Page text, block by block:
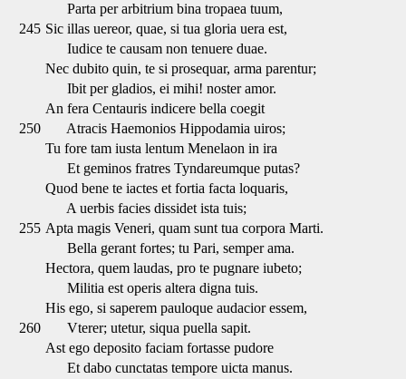
Parta per arbitrium bina tropaea tuum,
245 Sic illas uereor, quae, si tua gloria uera est,
Iudice te causam non tenuere duae.
Nec dubito quin, te si prosequar, arma parentur;
Ibit per gladios, ei mihi! noster amor.
An fera Centauris indicere bella coegit
250
Atracis Haemonios Hippodamia uiros;
Tu fore tam iusta lentum Menelaon in ira
Et geminos fratres Tyndareumque putas?
Quod bene te iactes et fortia facta loquaris,
A uerbis facies dissidet ista tuis;
255 Apta magis Veneri, quam sunt tua corpora Marti.
Bella gerant fortes; tu Pari, semper ama.
Hectora, quem laudas, pro te pugnare iubeto;
Militia est operis altera digna tuis.
His ego, si saperem pauloque audacior essem,
260
Vterer; utetur, siqua puella sapit.
Ast ego deposito faciam fortasse pudore
Et dabo cunctatas tempore uicta manus.